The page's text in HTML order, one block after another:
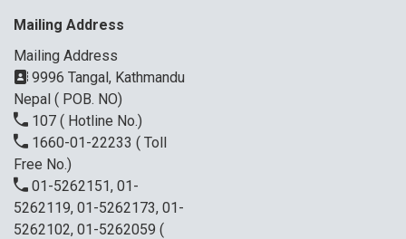
Mailing Address
Mailing Address
9996 Tangal, Kathmandu
Nepal ( POB. NO)
107 ( Hotline No.)
1660-01-22233 ( Toll
Free No.)
01-5262151, 01-
5262119, 01-5262173, 01-
5262102, 01-5262059 (